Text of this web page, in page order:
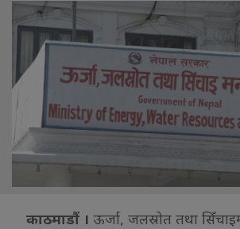
काठमाडौं । ऊर्जा, जलस्रोत तथा